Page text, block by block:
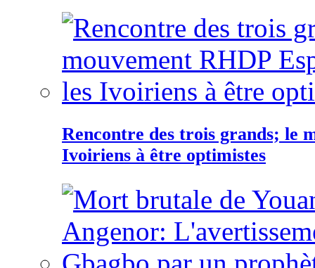
Rencontre des trois grands; le
Ivoiriens à être optimistes